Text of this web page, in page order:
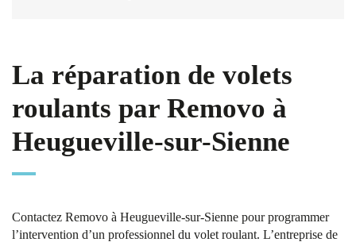
La réparation de volets
roulants par Removo à
Heugueville-sur-Sienne
Contactez Removo à Heugueville-sur-Sienne pour programmer
l’intervention d’un professionnel du volet roulant. L’entreprise de